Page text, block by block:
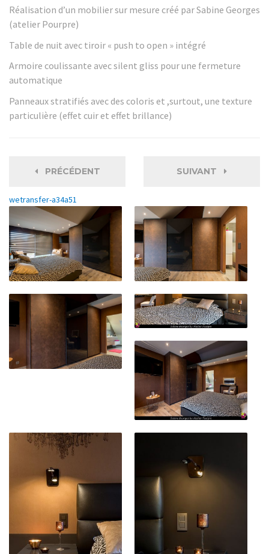
Réalisation d’un mobilier sur mesure créé par Sabine Georges
(atelier Pourpre)
Table de nuit avec tiroir « push to open » intégré
Armoire coulissante avec silent gliss pour une fermeture
automatique
Panneaux stratifiés avec des coloris et ,surtout, une texture
particulière (effet cuir et effet brillance)
PRÉCÉDENT SUIVANT
wetransfer-a34a51